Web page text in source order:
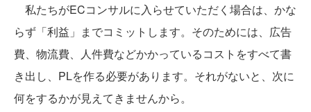
私たちがECコンサルに入らせていただく場合は、かな
らず「利益」までコミットします。そのためには、広告
費、物流費、人件費などかかっているコストをすべて書
き出し、PLを作る必要があります。それがないと、次に
何をするかが見えてきませんから。